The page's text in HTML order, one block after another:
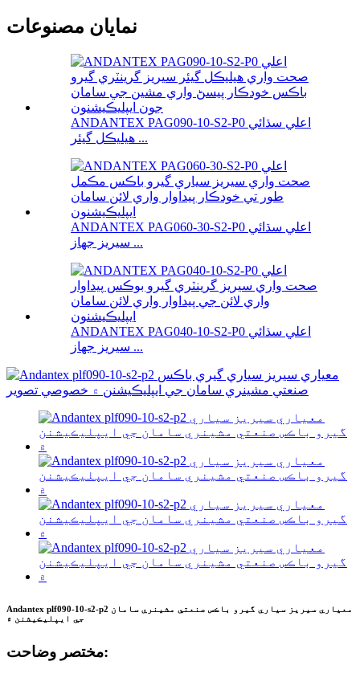
نمايان مصنوعات
ANDANTEX PAG090-10-S2-P0 اعلي سڌائي
هيليڪل گيئر ...
ANDANTEX PAG060-30-S2-P0 اعلي سڌائي
سيريز جهاز ...
ANDANTEX PAG040-10-S2-P0 اعلي سڌائي
سيريز جهاز ...
Andantex plf090-10-s2-p2 معياري سيريز سياري گيرو باڪس صنعتي مشينري سامان
جي ايپليڪيشنن ۾
مختصر وضاحت: